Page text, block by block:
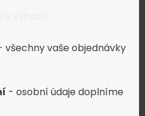
všechny vaše objednávky
- osobní údaje doplníme